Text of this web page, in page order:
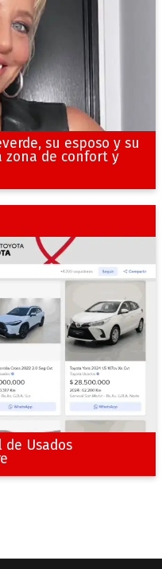
su esposo y su
zona de confort y
Usados